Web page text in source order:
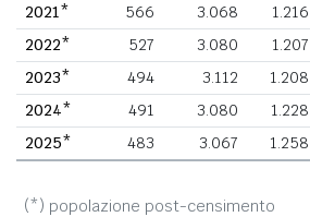
2021*
566 3.068 1.216
2022*
527 3.080 1.207
2023*
494 3.112 1.208
2024*
491 3.080 1.228
2025*
483 3.067 1.258
(*) popolazione post-censimento